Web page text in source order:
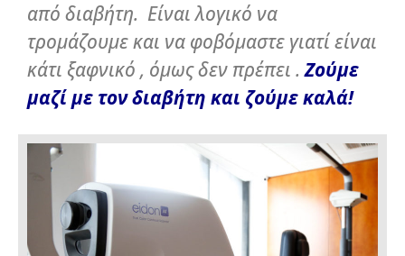
από διαβήτη. Είναι λογικό να
τρομάζουμε και να φοβόμαστε γιατί είναι
κάτι ξαφνικό , όμως δεν πρέπει .Ζούμε
μαζί με τον διαβήτη και ζούμε καλά!